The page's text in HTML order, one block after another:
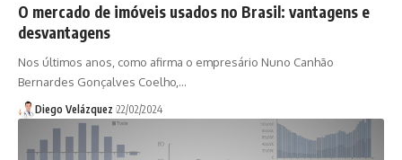
O mercado de imóveis usados no Brasil: vantagens e
desvantagens
Nos últimos anos, como afirma o empresário Nuno Canhão
Bernardes Gonçalves Coelho,…
Diego Velázquez 22/02/2024